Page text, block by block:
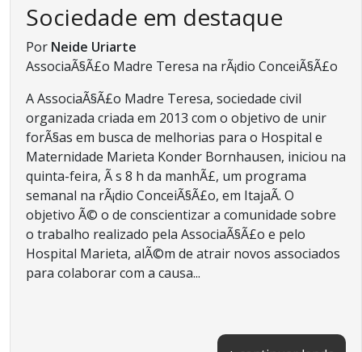
Sociedade em destaque
Por Neide Uriarte
AssociaÃ§Ã£o Madre Teresa na rÃ¡dio ConceiÃ§Ã£o
A AssociaÃ§Ã£o Madre Teresa, sociedade civil
organizada criada em 2013 com o objetivo de unir
forÃ§as em busca de melhorias para o Hospital e
Maternidade Marieta Konder Bornhausen, iniciou na
quinta-feira, Ã s 8 h da manhÃ£, um programa
semanal na rÃ¡dio ConceiÃ§Ã£o, em ItajaÃ­. O
objetivo Ã© o de conscientizar a comunidade sobre
o trabalho realizado pela AssociaÃ§Ã£o e pelo
Hospital Marieta, alÃ©m de atrair novos associados
para colaborar com a causa...